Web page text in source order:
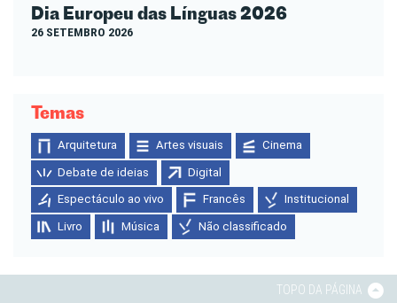
Dia Europeu das Línguas 2026
26 SETEMBRO 2026
Temas
Arquitetura Artes visuais Cinema
Debate de ideias Digital
Espectáculo ao vivo Francês Institucional
Livro Música Não classificado
TOPO DA PÁGINA